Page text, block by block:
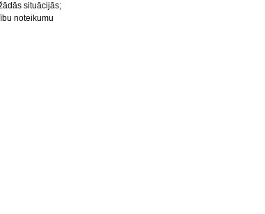
situācijās;
noteikumu